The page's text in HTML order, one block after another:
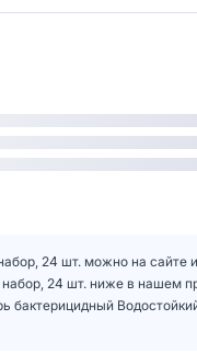
24 шт. можно на сайте
24 шт. ниже в нашем
бактерицидный